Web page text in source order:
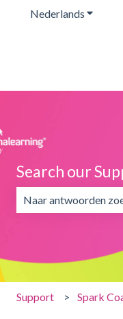
Nederlands
Search our
Er zijn geen
Support Spark